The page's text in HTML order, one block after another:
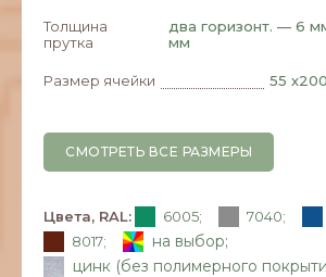
Толщина
прутка
два горизонт. — 6
мм
Размер ячейки 55
СМОТРЕТЬ ВСЕ РАЗМЕРЫ
Цвета, RAL: 6005; 7040;
8017;
на выбор;
цинк (без полимерного